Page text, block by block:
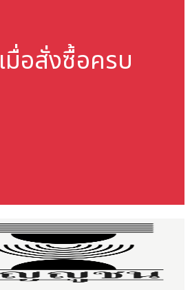
เมื่อสั่งซื้อครบ